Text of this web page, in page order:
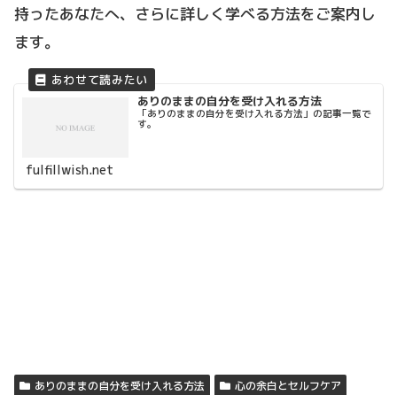
持ったあなたへ、さらに詳しく学べる方法をご案内し
ます。
ありのままの自分を受け入れる方法
「ありのままの自分を受け入れる方法」の記事一覧で
す。
fulfillwish.net
ありのままの自分を受け入れる方法
心の余白とセルフケア